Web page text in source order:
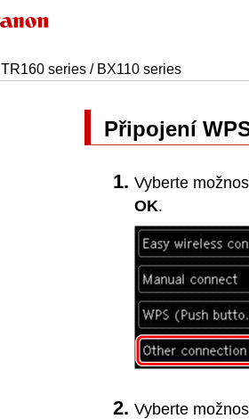
TR160 series / BX110 series
Připojení
Vyberte
OK.
Vyberte